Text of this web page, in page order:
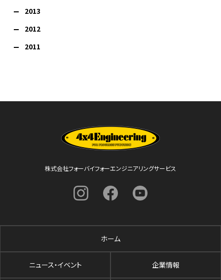
2013
2012
2011
株式会社フォーバイフォーエンジニアリングサービス
ホーム
ニュース・イベント 企業情報